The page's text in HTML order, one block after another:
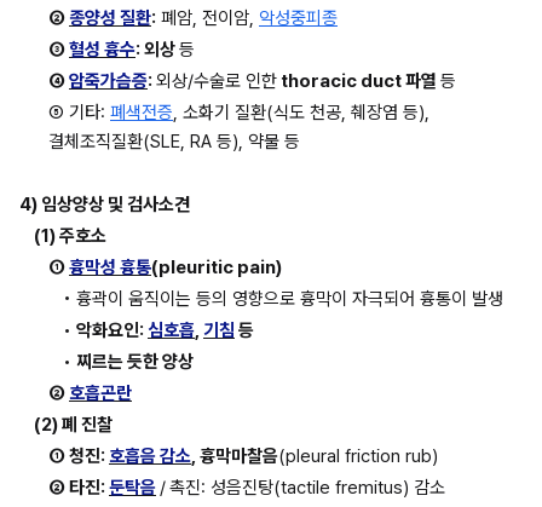
② 종양성 질환: 폐암, 전이암, 악성중피종
③ 혈성 흉수: 외상 등
④ 암죽가슴증: 외상/수술로 인한 thoracic duct 파열 등
⑤ 기타: 폐색전증, 소화기 질환(식도 천공, 췌장염 등),
결체조직질환(SLE, RA 등), 약물 등
4) 임상양상 및 검사소견
(1) 주호소
① 흉막성 흉통(pleuritic pain)
• 흉곽이 움직이는 등의 영향으로 흉막이 자극되어 흉통이 발생
• 악화요인: 심호흡, 기침 등
• 찌르는 듯한 양상
② 호흡곤란
(2) 폐 진찰
① 청진: 호흡음 감소, 흉막마찰음(pleural friction rub)
② 타진: 둔탁음 /촉진: 성음진탕(tactile fremitus) 감소